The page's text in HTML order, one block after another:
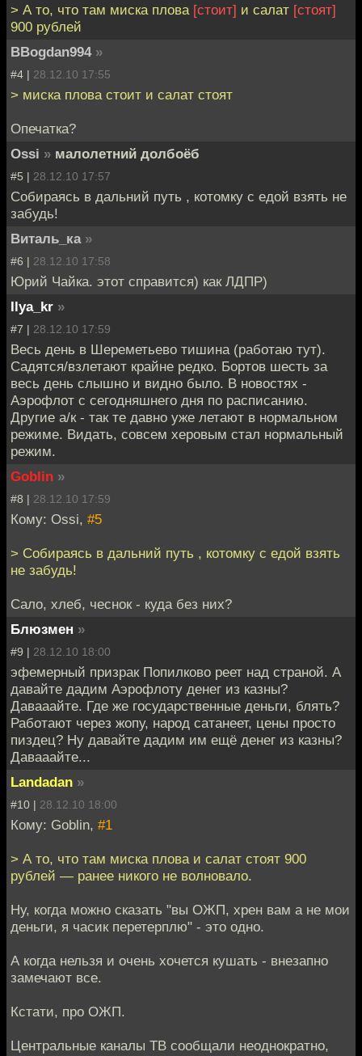
> А то, что там миска плова [стоит] и салат [стоят]
900 рублей
BBogdan994 »
#4 | 28.12.10 17:55
> миска плова стоит и салат стоят
Опечатка?
Ossi » малолетний долбоёб
#5 | 28.12.10 17:57
Собираясь в дальний путь , котомку с едой взять не
забудь!
Виталь_ка »
#6 | 28.12.10 17:58
Юрий Чайка. этот справится) как ЛДПР)
Ilya_kr »
#7 | 28.12.10 17:59
Весь день в Шереметьево тишина (работаю тут).
Садятся/взлетают крайне редко. Бортов шесть за
весь день слышно и видно было. В новостях -
Аэрофлот с сегодняшнего дня по расписанию.
Другие а/к - так те давно уже летают в нормальном
режиме. Видать, совсем херовым стал нормальный
режим.
Goblin »
#8 | 28.12.10 17:59
Кому: Ossi, #5
> Собираясь в дальний путь , котомку с едой взять
не забудь!
Сало, хлеб, чеснок - куда без них?
Блюзмен »
#9 | 28.12.10 18:00
эфемерный призрак Попилково реет над страной. А
давайте дадим Аэрофлоту денег из казны?
Давааайте. Где же государственные деньги, блять?
Работают через жопу, народ сатанеет, цены просто
пиздец? Ну давайте дадим им ещё денег из казны?
Давааайте...
Landadan »
#10 | 28.12.10 18:00
Кому: Goblin, #1
> А то, что там миска плова и салат стоят 900
рублей — ранее никого не волновало.
Ну, когда можно сказать "вы ОЖП, хрен вам а не мои
деньги, я часик перетерплю" - это одно.
А когда нельзя и очень хочется кушать - внезапно
замечают все.
Кстати, про ОЖП.
Центральные каналы ТВ сообщали неоднократно,